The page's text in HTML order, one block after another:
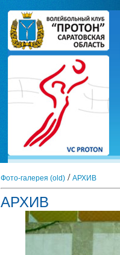
Фото-галерея (old)/ АРХИВ
АРХИВ